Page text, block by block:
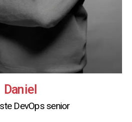
Daniel
DevOps senior